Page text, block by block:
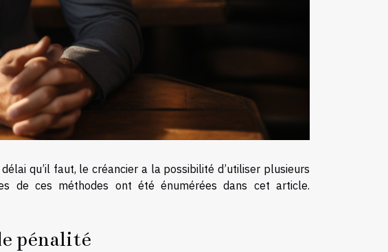
qu’il faut, le créancier a la possibilité d’utiliser plusieurs
de ces méthodes ont été énumérées dans cet article.
pénalité